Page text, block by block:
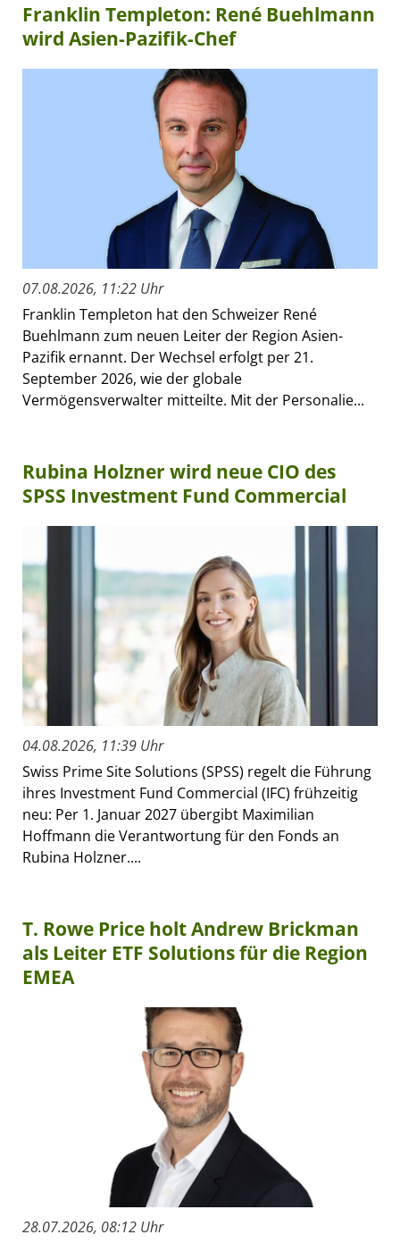
Franklin Templeton: René Buehlmann
wird Asien-Pazifik-Chef
07.08.2026, 11:22 Uhr
Franklin Templeton hat den Schweizer René
Buehlmann zum neuen Leiter der Region Asien-
Pazifik ernannt. Der Wechsel erfolgt per 21.
September 2026, wie der globale
Vermögensverwalter mitteilte. Mit der Personalie...
Rubina Holzner wird neue CIO des
SPSS Investment Fund Commercial
04.08.2026, 11:39 Uhr
Swiss Prime Site Solutions (SPSS) regelt die Führung
ihres Investment Fund Commercial (IFC) frühzeitig
neu: Per 1. Januar 2027 übergibt Maximilian
Hoffmann die Verantwortung für den Fonds an
Rubina Holzner....
T. Rowe Price holt Andrew Brickman
als Leiter ETF Solutions für die Region
EMEA
28.07.2026, 08:12 Uhr